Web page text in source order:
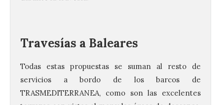
Travesías a Baleares
Todas estas propuestas se suman al resto de
servicios a bordo de los barcos de
TRASMEDITERRANEA, como son las excelentes